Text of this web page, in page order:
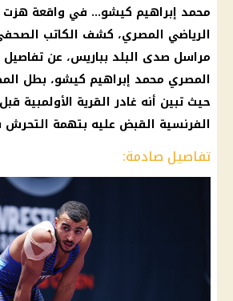
محمد إبراهيم كيشو… في واقعة هزت
الرياضي المصري، كشف الكاتب
مراسل صدى البلد بباريس، عن
المصري محمد إبراهيم كيشو، بطل
حيث تبين أنه غادر القرية الأولمبية
الفرنسية القبض عليه بتهمة التحرش
تفاصيل صادمة: